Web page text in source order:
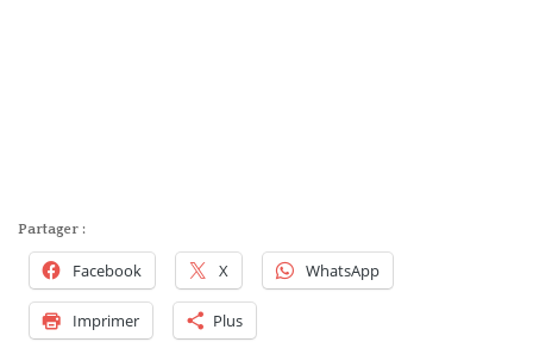
Partager :
Facebook X WhatsApp
Imprimer Plus